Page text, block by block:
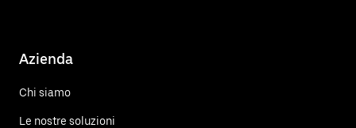
Azienda
Chi siamo
Le nostre soluzioni